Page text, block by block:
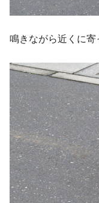
鳴きながら近くに寄